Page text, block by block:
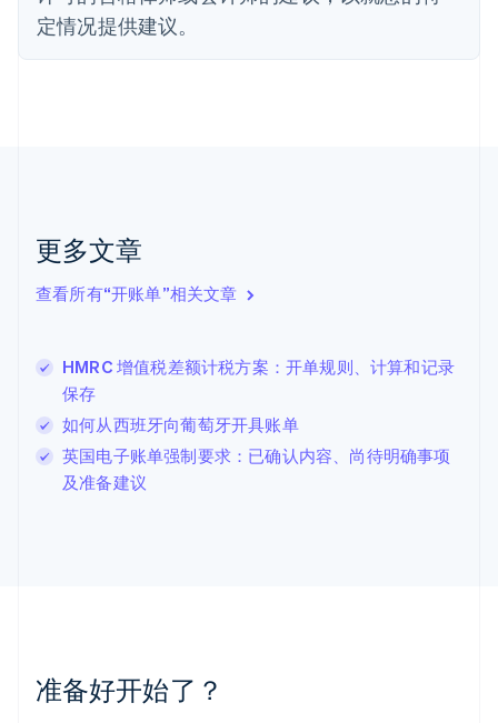
定情况提供建议。
更多文章
查看所有“开账单”相关文章
HMRC 增值税差额计税方案：开单规则、计算和记录
保存
如何从西班牙向葡萄牙开具账单
英国电子账单强制要求：已确认内容、尚待明确事项
及准备建议
准备好开始了？
FrançaisEnglish
芬兰
EnglishSvenska
English Italiano
拉脱维亚
立陶宛
DeutschEnglish
卢森堡
罗马尼亚
English
马尔他
English
葡萄牙